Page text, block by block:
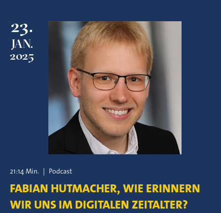
23.
JAN.
2025
21:14 Min. | Podcast
FABIAN HUTMACHER, WIE ERINNERN
WIR UNS IM DIGITALEN ZEITALTER?